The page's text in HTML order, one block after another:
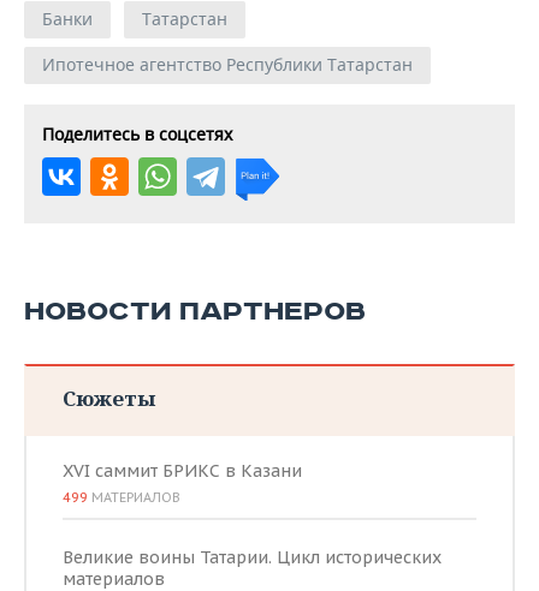
Банки
Татарстан
Ипотечное агентство Республики Татарстан
Поделитесь в соцсетях
НОВОСТИ ПАРТНЕРОВ
Сюжеты
XVI саммит БРИКС в Казани
499 МАТЕРИАЛОВ
Великие воины Татарии. Цикл исторических
материалов